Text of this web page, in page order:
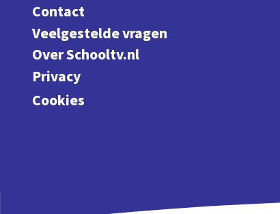
Contact
Veelgestelde vragen
Over Schooltv.nl
Privacy
Cookies